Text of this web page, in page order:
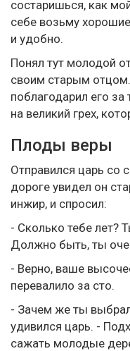
состаришься, как
себе возьму
и удобно.
Понял тут молодой
своим старым
поблагодарил его за
на великий грех,
Плоды веры
Отправился царь со
дороге увидел он
инжир, и спросил:
- Сколько тебе лет?
Должно быть, ты
- Верно, ваше
перевалило за сто.
- Зачем же ты
удивился царь. -
сажать молодые